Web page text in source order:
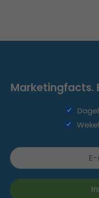
Marketingfacts.